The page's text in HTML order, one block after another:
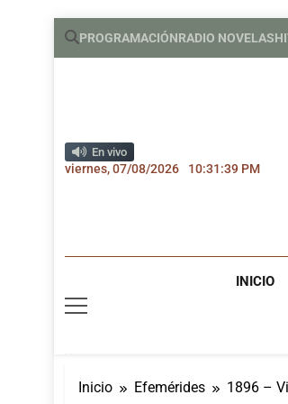
Saltar
PROGRAMACIÓNRADIO NOVELAS
En vivo
viernes, 07/08/2026 10:31:40 PM
INICIO
Inicio Efemérides 1896 –